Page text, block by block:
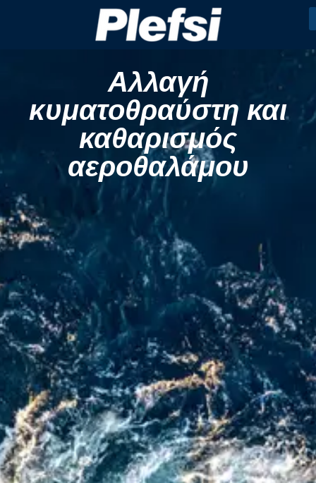
Αλλαγή
κυματοθραύστη και
καθαρισμός
αεροθαλάμου